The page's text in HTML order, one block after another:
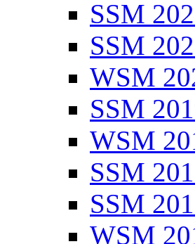
SSM
SSM
WSM
SSM
WSM
SSM
SSM
WSM